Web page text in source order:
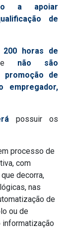
a apoiar
de
horas de
não são
promoção de
empregador,
possuir os
processo de
com
decorra,
nas
de
ou de
informatização